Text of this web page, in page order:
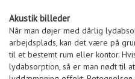
Akustik billeder
Når man døjer med dårlig
arbejdsplads, kan det være på
til et bestemt rum eller kontor.
lydabsorption, så er man nødt til